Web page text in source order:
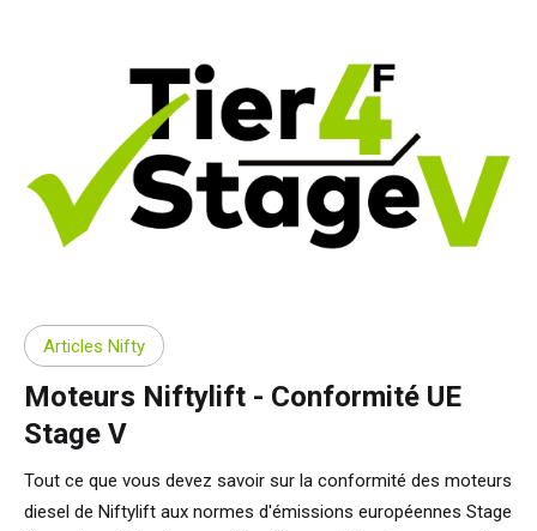
Articles Nifty
Moteurs Niftylift - Conformité UE
Stage V
Tout ce que vous devez savoir sur la conformité des moteurs
diesel de Niftylift aux normes d'émissions européennes Stage